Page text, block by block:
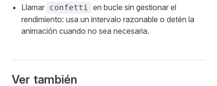
Llamar confetti
en bucle sin gestionar el
rendimiento: usa un intervalo razonable o detén la
animación cuando no sea necesaria.
Ver también